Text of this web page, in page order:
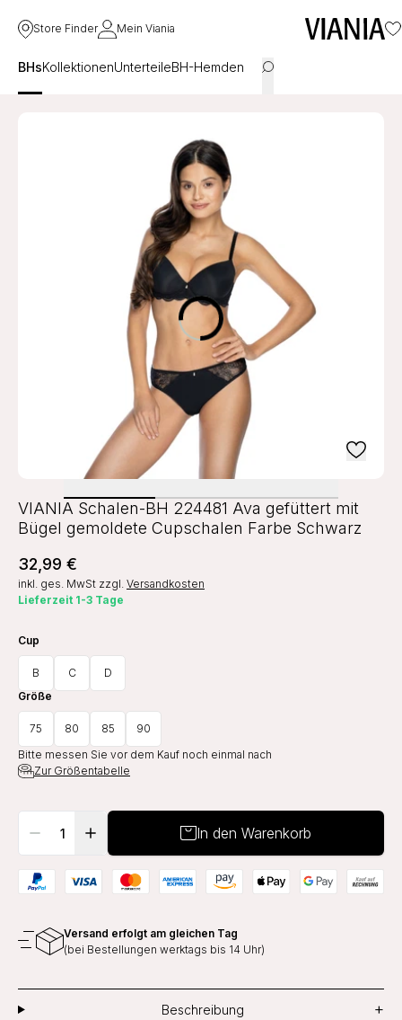
Store Finder Mein Viania
BHsKollektionenUnterteileBH-Hemden
VIANIA Schalen-BH 224481 Ava gefüttert mit
Bügel gemoldete Cupschalen Farbe Schwarz
32,99 €
inkl. ges. MwSt zzgl. Versandkosten
Lieferzeit 1-3 Tage
Cup
B C
D
Größe
75 80 85
90
Bitte messen Sie vor dem Kauf noch einmal nach
Zur Größentabelle
In den Warenkorb
Versand erfolgt am gleichen Tag
(bei Bestellungen werktags bis 14 Uhr)
Beschreibung +